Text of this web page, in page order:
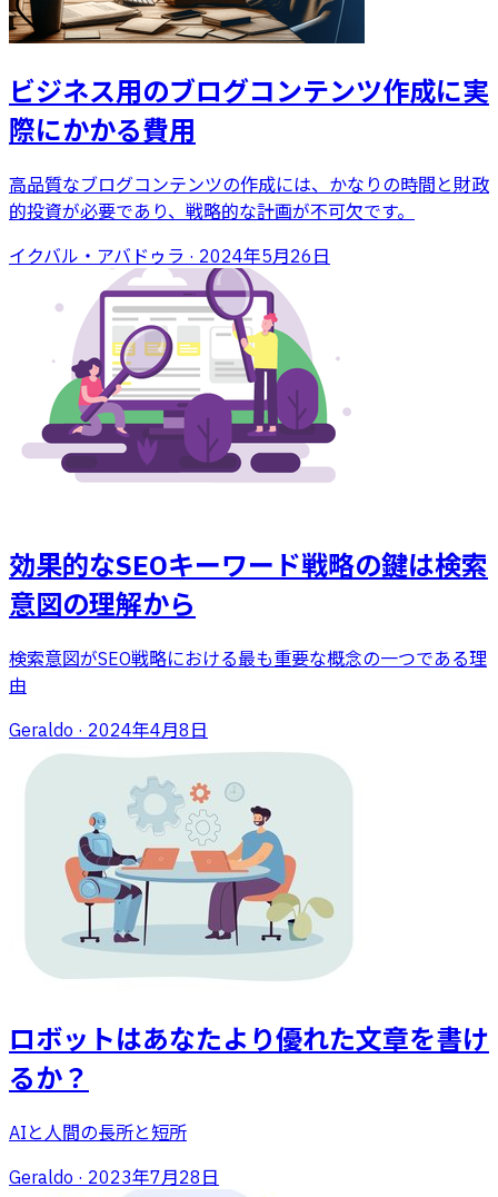
ビジネス用のブログコンテンツ作成に実
際にかかる費用
高品質なブログコンテンツの作成には、かなりの時間と財政
的投資が必要であり、戦略的な計画が不可欠です。
イクバル・アバドゥラ · 2024年5月26日
効果的なSEOキーワード戦略の鍵は検索
意図の理解から
検索意図がSEO戦略における最も重要な概念の一つである理
由
Geraldo · 2024年4月8日
ロボットはあなたより優れた文章を書け
るか？
AIと人間の長所と短所
Geraldo · 2023年7月28日